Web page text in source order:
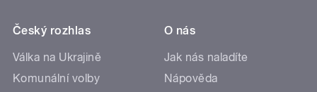
Český rozhlas
Válka na Ukrajině
Komunální volby
O nás
Jak nás naladíte
Nápověda